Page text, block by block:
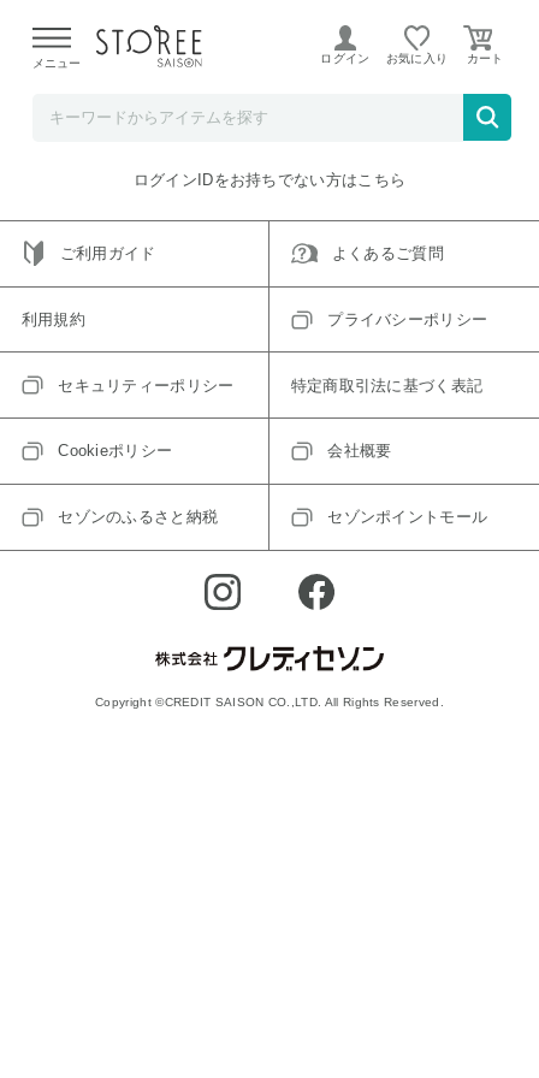
よる配送遅延が発生しております。
メニュー ログイン お気に入り
ご指定のアイテムは取り扱い終了、またはただいま取り扱い
トップへ戻る
ログインIDをお持ちでない方はこちら
ご利用ガイド よくあるご質問
利用規約 プライバシーポリシー
セキュリティーポリシー 特定商取引法に基づく表記
Cookieポリシー 会社概要
セゾンのふるさと納税 セゾンポイントモール
Copyright ©CREDIT SAISON CO.,LTD. All Rights Reserved.